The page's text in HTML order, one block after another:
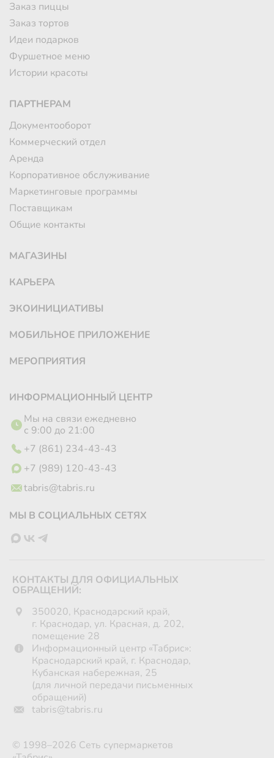
Заказ пиццы
Заказ тортов
Идеи подарков
Фуршетное меню
Истории красоты
ПАРТНЕРАМ
Документооборот
Коммерческий отдел
Аренда
Корпоративное обслуживание
Маркетинговые программы
Поставщикам
Общие контакты
МАГАЗИНЫ
КАРЬЕРА
ЭКОИНИЦИАТИВЫ
МОБИЛЬНОЕ ПРИЛОЖЕНИЕ
МЕРОПРИЯТИЯ
ИНФОРМАЦИОННЫЙ ЦЕНТР
Мы на связи ежедневно
с 9:00 до 21:00
+7 (861) 234-43-43
+7 (989) 120-43-43
tabris@tabris.ru
МЫ В СОЦИАЛЬНЫХ СЕТЯХ
КОНТАКТЫ ДЛЯ ОФИЦИАЛЬНЫХ
ОБРАЩЕНИЙ:
350020, Краснодарский край,
г. Краснодар, ул. Красная, д. 202,
помещение 28
Информационный центр «Табрис»:
Краснодарский край, г. Краснодар,
Кубанская набережная, 25
(для личной передачи письменных
обращений)
tabris@tabris.ru
© 1998–2026 Сеть супермаркетов